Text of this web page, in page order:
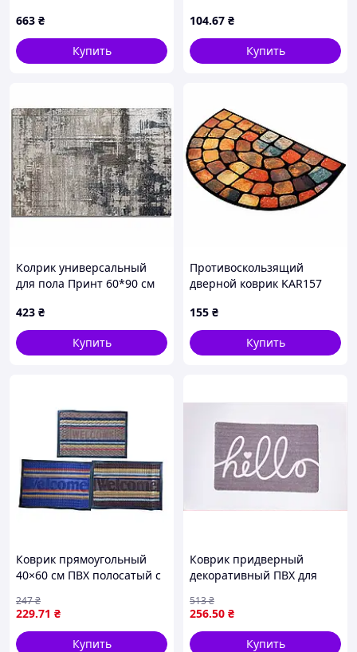
663 ₴
Купить
104.67 ₴
Купить
Колрик универсальный
для пола Принт 60*90 см
423 ₴
Купить
Противоскользящий
дверной коврик KAR157
камень • Придверный
коврик KAR157 для
прихожей, входной двери,
155 ₴
Купить
Коврик прямоугольный
40×60 см ПВХ полосатый с
229.71 ₴
247₴
Купить
Коврик придверный
декоративный ПВХ для
влагостойкий
антискользящий 60х40 см
серый
256.50 ₴
513₴
Купить